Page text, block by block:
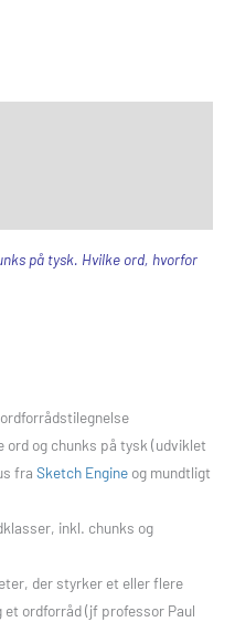
på tysk. Hvilke ord, hvorfor
ord og chunks på tysk (udviklet
fraSketch Engine og mundtligt
inkl. chunks og
der styrker et eller flere
ordforråd (jf professor Paul